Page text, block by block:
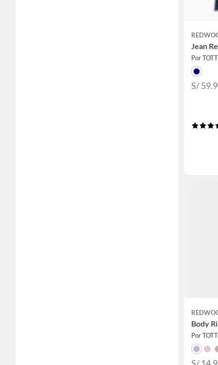
Jean
Por
S/
Body
Por